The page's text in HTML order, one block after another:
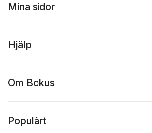
Mina sidor
Hjälp
Om Bokus
Populärt